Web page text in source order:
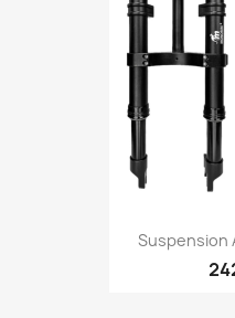
Suspension